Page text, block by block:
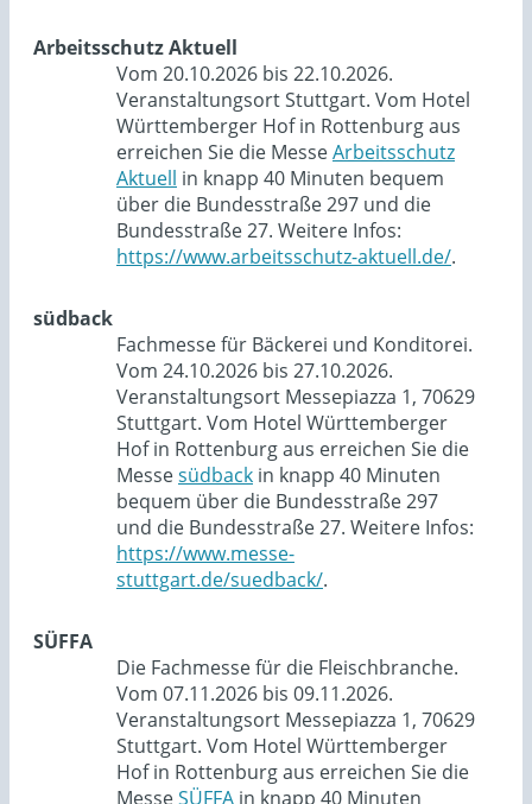
Arbeitsschutz Aktuell
Vom 20.10.2026 bis 22.10.2026.
Veranstaltungsort Stuttgart. Vom Hotel
Württemberger Hof in Rottenburg aus
erreichen Sie die MesseArbeitsschutz
Aktuell in knapp 40 Minuten bequem
über die Bundesstraße 297 und die
Bundesstraße 27. Weitere Infos:
https://www.arbeitsschutz-aktuell.de/.
südback
Fachmesse für Bäckerei und Konditorei.
Vom 24.10.2026 bis 27.10.2026.
Veranstaltungsort Messepiazza 1, 70629
Stuttgart. Vom Hotel Württemberger
Hof in Rottenburg aus erreichen Sie die
Messesüdback in knapp 40 Minuten
bequem über die Bundesstraße 297
und die Bundesstraße 27. Weitere Infos:
https://www.messe-
stuttgart.de/suedback/.
SÜFFA
Die Fachmesse für die Fleischbranche.
Vom 07.11.2026 bis 09.11.2026.
Veranstaltungsort Messepiazza 1, 70629
Stuttgart. Vom Hotel Württemberger
Hof in Rottenburg aus erreichen Sie die
MesseSÜFFA in knapp 40 Minuten